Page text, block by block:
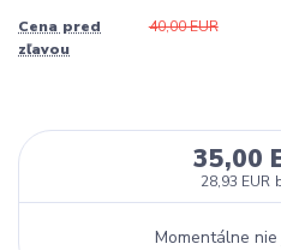
Cena pred
zľavou
40,00 EUR
35,00
28,93 EUR
Momentálne